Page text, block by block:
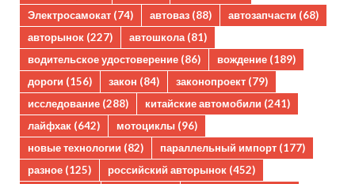
Электросамокат (74) автоваз (88) автозапчасти (68)
авторынок (227) автошкола (81)
водительское удостоверение (86) вождение (189)
дороги (156) закон (84) законопроект (79)
исследование (288) китайские автомобили (241)
лайфхак (642) мотоциклы (96)
новые технологии (82) параллельный импорт (177)
разное (125) российский авторынок (452)